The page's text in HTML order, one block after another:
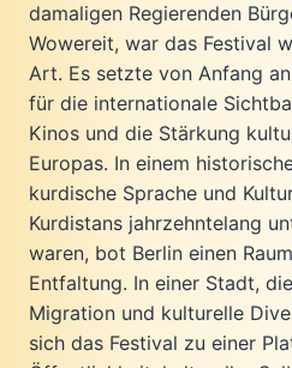
damaligen Regierenden
Wowereit, war das Festival
Art. Es setzte von Anfang
für die internationale
Kinos und die Stärkung
Europas. In einem
kurdische Sprache und
Kurdistans jahrzehntelang
waren, bot Berlin einen
Entfaltung. In einer Stadt,
Migration und kulturelle
sich das Festival zu einer